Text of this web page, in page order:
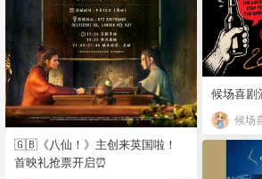
🇬🇧《八仙！》主创来英国啦！
首映礼抢票开启⏰
候场喜剧
候场